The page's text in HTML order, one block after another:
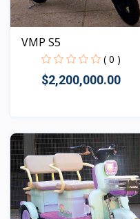
VMP S5
( 0 )
$2,200,000.00
Vista